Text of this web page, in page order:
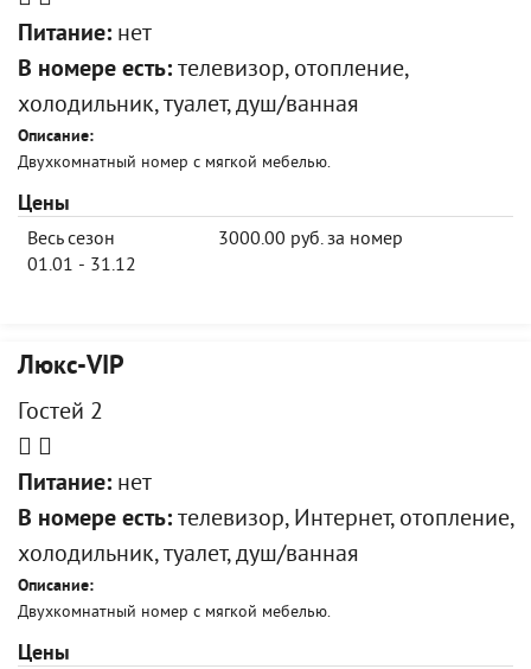
Питание: нет
В номере есть: телевизор, отопление,
холодильник, туалет, душ/ванная
Описание:
Двухкомнатный номер с мягкой мебелью.
Цены
Весь сезон
01.01 - 31.12
3000.00 руб. за номер
Люкс-VIP
Гостей 2
Питание: нет
В номере есть: телевизор, Интернет, отопление,
холодильник, туалет, душ/ванная
Описание:
Двухкомнатный номер с мягкой мебелью.
Цены